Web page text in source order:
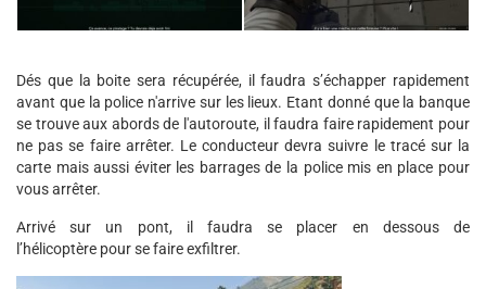
Dés que la boite sera récupérée, il faudra s’échapper rapidement
avant que la police n'arrive sur les lieux. Etant donné que la banque
se trouve aux abords de l'autoroute, il faudra faire rapidement pour
ne pas se faire arrêter. Le conducteur devra suivre le tracé sur la
carte mais aussi éviter les barrages de la police mis en place pour
vous arrêter.
Arrivé sur un pont, il faudra se placer en dessous de
l’hélicoptère pour se faire exfiltrer.